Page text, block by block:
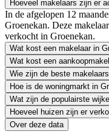
Hoeveel makelaars zijn er
In de afgelopen 12
Groenekan. Deze
verkocht in Groenekan.
Wat kost een makelaar in
Wat kost een
Wie zijn de beste
Hoe is de woningmarkt in
Wat zijn de populairste
Hoeveel huizen zijn er
Over deze data